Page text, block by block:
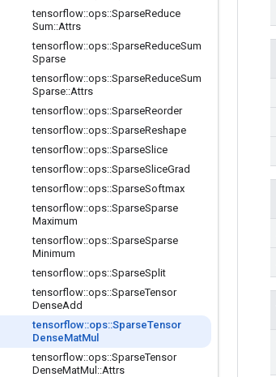
tensorflow::ops::SparseReduce
Sum::Attrs
tensorflow::ops::SparseReduceSum
Sparse
tensorflow::ops::SparseReduceSum
Sparse::Attrs
tensorflow::ops::SparseReorder
tensorflow::ops::SparseReshape
tensorflow::ops::SparseSlice
tensorflow::ops::SparseSliceGrad
tensorflow::ops::SparseSoftmax
tensorflow::ops::SparseSparse
Maximum
tensorflow::ops::SparseSparse
Minimum
tensorflow::ops::SparseSplit
tensorflow::ops::SparseTensor
DenseAdd
tensorflow::ops::SparseTensor
DenseMatMul
tensorflow::ops::SparseTensor
DenseMatMul ::Attrs